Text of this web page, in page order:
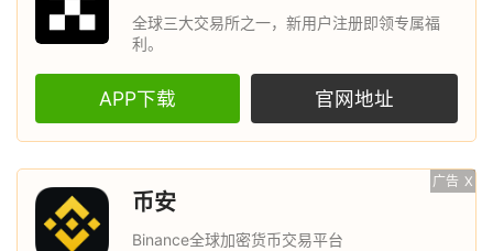
全球三大交易所之一，新用户注册即领专属福
利。
APP下载 官网地址
广告 X
币安
Binance全球加密货币交易平台